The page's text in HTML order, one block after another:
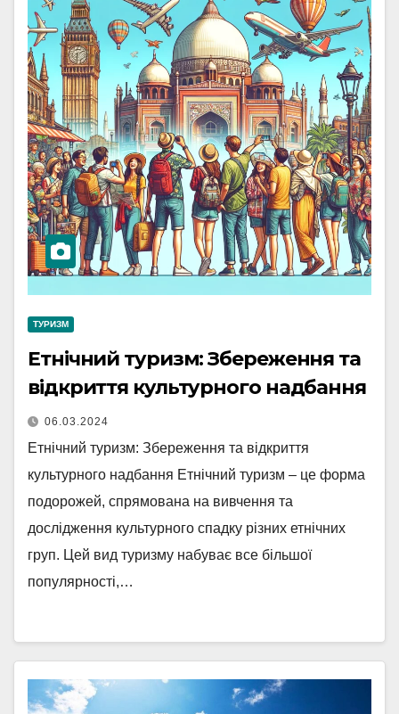
ТУРИЗМ
Етнічний туризм: Збереження та
відкриття культурного надбання
06.03.2024
Етнічний туризм: Збереження та відкриття
культурного надбання Етнічний туризм – це форма
подорожей, спрямована на вивчення та
дослідження культурного спадку різних етнічних
груп. Цей вид туризму набуває все більшої
популярності,…